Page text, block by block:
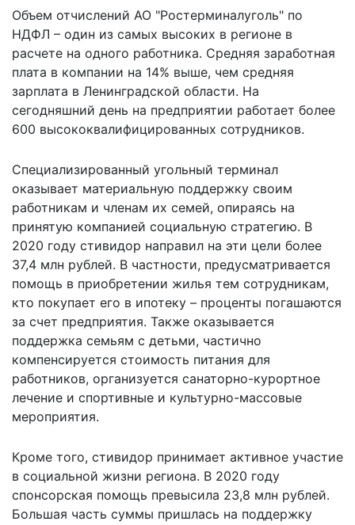
Объем отчислений АО "Ростерминалуголь" по
НДФЛ – один из самых высоких в регионе в
расчете на одного работника. Средняя заработная
плата в компании на 14% выше, чем средняя
зарплата в Ленинградской области. На
сегодняшний день на предприятии работает более
600 высококвалифицированных сотрудников.
Специализированный угольный терминал
оказывает материальную поддержку своим
работникам и членам их семей, опираясь на
принятую компанией социальную стратегию. В
2020 году стивидор направил на эти цели более
37,4 млн рублей. В частности, предусматривается
помощь в приобретении жилья тем сотрудникам,
кто покупает его в ипотеку – проценты погашаются
за счет предприятия. Также оказывается
поддержка семьям с детьми, частично
компенсируется стоимость питания для
работников, организуется санаторно-курортное
лечение и спортивные и культурно-массовые
мероприятия.
Кроме того, стивидор принимает активное участие
в социальной жизни региона. В 2020 году
спонсорская помощь превысила 23,8 млн рублей.
Большая часть суммы пришлась на поддержку